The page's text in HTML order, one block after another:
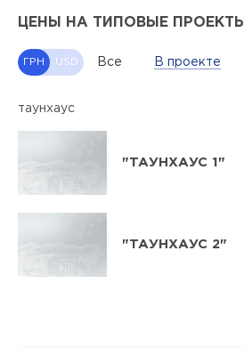
ЦЕНЫ НА ТИПОВЫЕ ПРОЕКТЫ
ГРН USD Все В проекте
таунхаус
"ТАУНХАУС 1"
"ТАУНХАУС 2"